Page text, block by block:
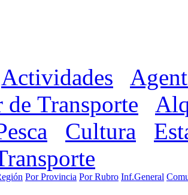
Actividades
Transporte
Cultura
Por Provincia Por Rubro Inf.General